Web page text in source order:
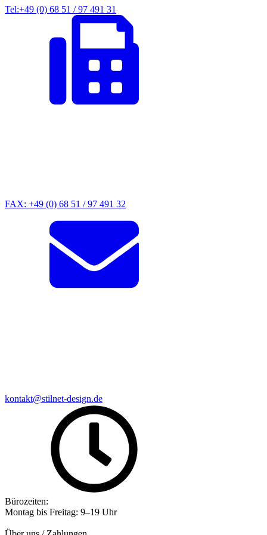
Tel:+49 (0) 68 51 / 97 491 31
FAX: +49 (0) 68 51 / 97 491 32
kontakt@stilnet-design.de
Bürozeiten:
Montag bis Freitag: 9–19 Uhr